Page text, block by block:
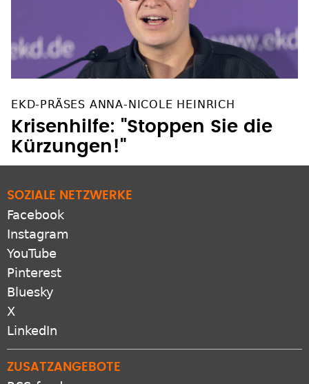
EKD-PRÄSES ANNA-NICOLE HEINRICH
Krisenhilfe: "Stoppen Sie die
Kürzungen!"
SOZIALE NETZWERKE
Facebook
Instagram
YouTube
Pinterest
Bluesky
X
LinkedIn
ZUSATZANGEBOTE